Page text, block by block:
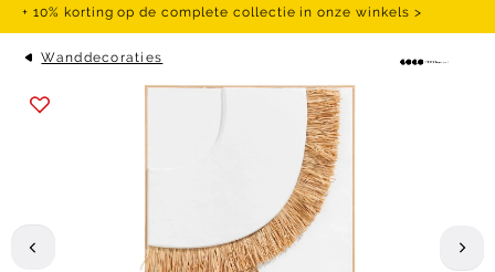
+ 10% korting op de complete collectie in onze winkels >
Wanddecoraties